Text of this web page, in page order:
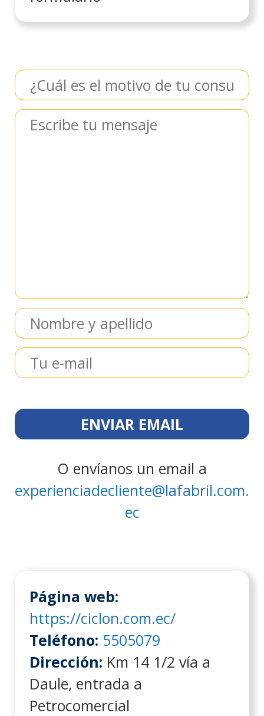
O envíanos un email a
experienciadecliente@lafabril.com.
ec
Página web:
https://ciclon.com.ec/
Teléfono: 5505079
Dirección: Km 14 1/2 vía a
Daule, entrada a
Petrocomercial